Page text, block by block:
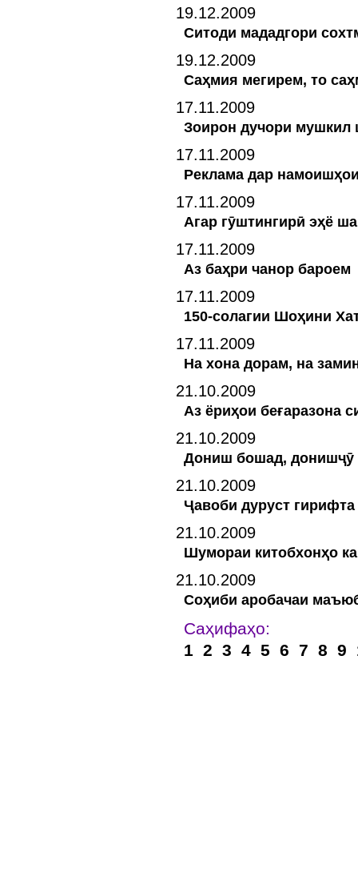
19.12.2009
Ситоди мададгори
19.12.2009
Саҳмия мегирем, то
17.11.2009
Зоирон дучори мушкил
17.11.2009
Реклама дар
17.11.2009
Агар гӯштингирӣ эҳё
17.11.2009
Аз баҳри чанор бароем
17.11.2009
150-солагии Шоҳини
17.11.2009
На хона дорам, на
21.10.2009
Аз ёриҳои беғаразона
21.10.2009
Дониш бошад, донишҷӯ
21.10.2009
Ҷавоби дуруст
21.10.2009
Шумораи китобхонҳо
21.10.2009
Соҳиби аробачаи
1 2 3 4 5 6 7 8 9